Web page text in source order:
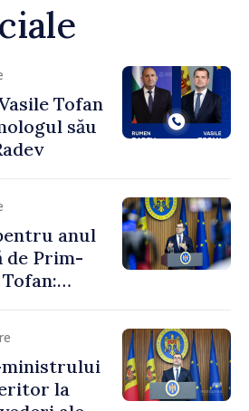
Tofan
său
anul
de Prim-
și o
la